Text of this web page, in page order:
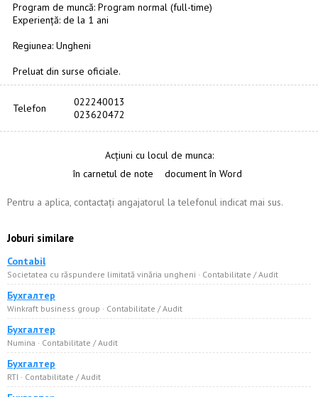
Program de muncă: Program normal (full-time)
Experiență: de la 1 ani
Regiunea: Ungheni
Preluat din surse oficiale.
Telefon
022240013
023620472
Acțiuni cu locul de munca:
în carnetul de note
document în Word
Pentru a aplica, contactați angajatorul la telefonul indicat mai sus.
Joburi similare
Contabil
Societatea cu răspundere limitată vinăria ungheni · Сontabilitate / Audit
Бухгалтер
Winkraft business group · Сontabilitate / Audit
Бухгалтер
Numina · Сontabilitate / Audit
Бухгалтер
RTI · Сontabilitate / Audit